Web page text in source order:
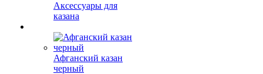
Аксессуары для
казана
Афганский казан
черный